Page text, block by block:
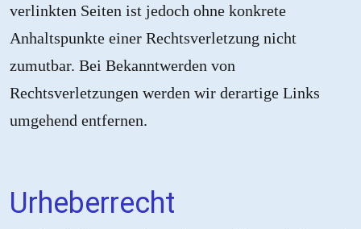
verlinkten Seiten ist jedoch ohne konkrete
Anhaltspunkte einer Rechtsverletzung nicht
zumutbar. Bei Bekanntwerden von
Rechtsverletzungen werden wir derartige Links
umgehend entfernen.
Urheberrecht